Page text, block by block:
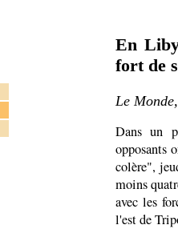
En
fort de
Le
Dans un
opposants
colère",
moins
avec les
l'est de